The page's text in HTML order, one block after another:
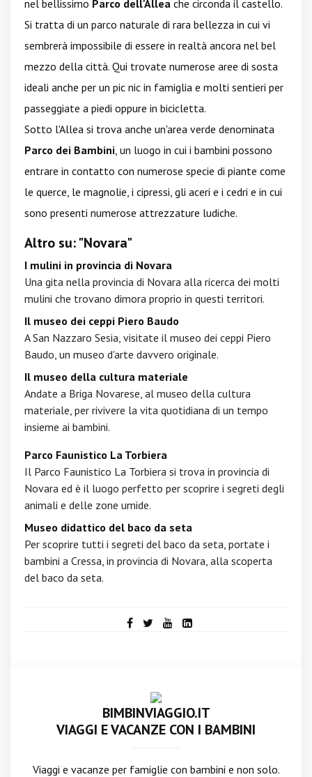
nel bellissimo Parco dell'Allea che circonda il castello.
Si tratta di un parco naturale di rara bellezza in cui vi
sembrerà impossibile di essere in realtà ancora nel bel
mezzo della città. Qui trovate numerose aree di sosta
ideali anche per un pic nic in famiglia e molti sentieri per
passeggiate a piedi oppure in bicicletta.
Sotto l'Allea si trova anche un'area verde denominata
Parco dei Bambini, un luogo in cui i bambini possono
entrare in contatto con numerose specie di piante come
le querce, le magnolie, i cipressi, gli aceri e i cedri e in cui
sono presenti numerose attrezzature ludiche.
Altro su: "Novara"
I mulini in provincia di Novara
Una gita nella provincia di Novara alla ricerca dei molti
mulini che trovano dimora proprio in questi territori.
Il museo dei ceppi Piero Baudo
A San Nazzaro Sesia, visitate il museo dei ceppi Piero
Baudo, un museo d'arte davvero originale.
Il museo della cultura materiale
Andate a Briga Novarese, al museo della cultura
materiale, per rivivere la vita quotidiana di un tempo
insieme ai bambini.
Parco Faunistico La Torbiera
Il Parco Faunistico La Torbiera si trova in provincia di
Novara ed è il luogo perfetto per scoprire i segreti degli
animali e delle zone umide.
Museo didattico del baco da seta
Per scoprire tutti i segreti del baco da seta, portate i
bambini a Cressa, in provincia di Novara, alla scoperta
del baco da seta.
BIMBINVIAGGIO.IT
VIAGGI E VACANZE CON I BAMBINI
Viaggi e vacanze per famiglie con bambini e non solo.